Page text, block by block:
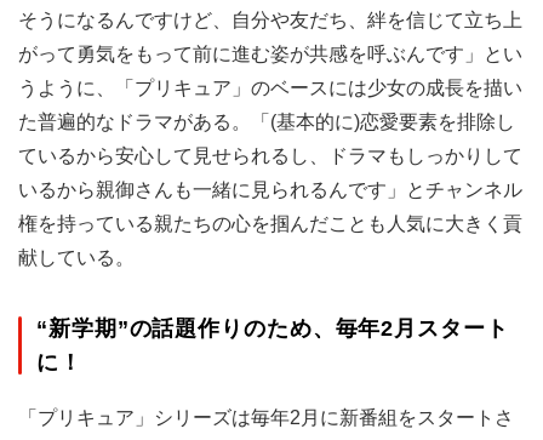
そうになるんですけど、自分や友だち、絆を信じて立ち上
がって勇気をもって前に進む姿が共感を呼ぶんです」とい
うように、「プリキュア」のベースには少女の成長を描い
た普遍的なドラマがある。「(基本的に)恋愛要素を排除し
ているから安心して見せられるし、ドラマもしっかりして
いるから親御さんも一緒に見られるんです」とチャンネル
権を持っている親たちの心を掴んだことも人気に大きく貢
献している。
“新学期”の話題作りのため、毎年2月スタート
に！
「プリキュア」シリーズは毎年2月に新番組をスタートさ